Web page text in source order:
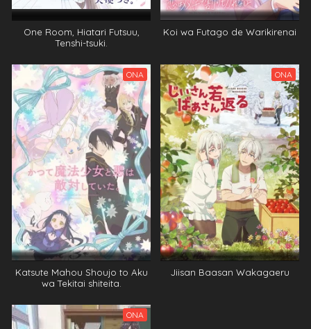
One Room, Hiatari Futsuu,
Tenshi-tsuki.
Koi wa Futago de Warikirenai
ONA
Katsute Mahou Shoujo to Aku
wa Tekitai shiteita.
ONA
Jiisan Baasan Wakagaeru
ONA